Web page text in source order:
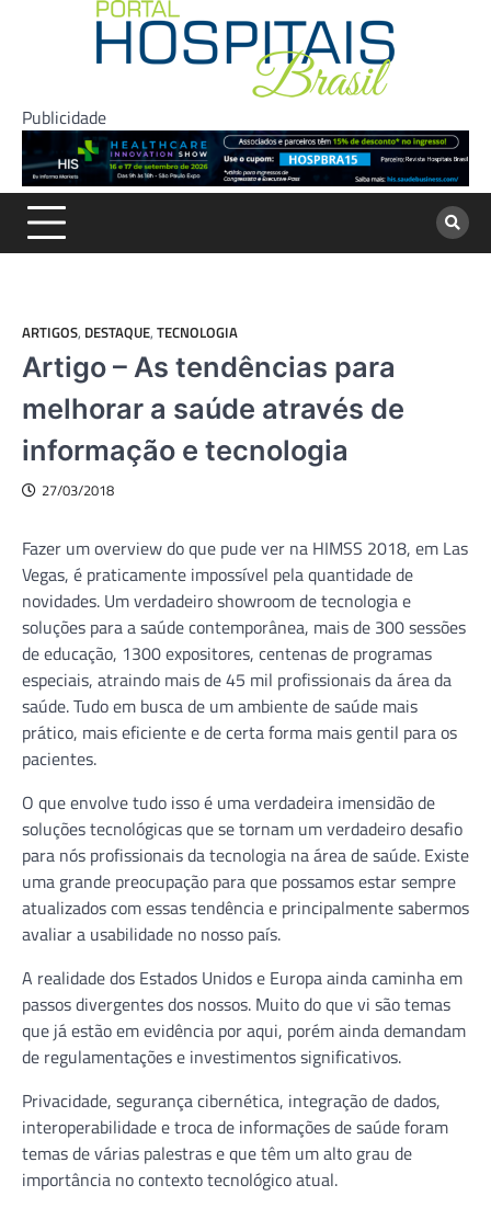
Publicidade
ARTIGOS, DESTAQUE, TECNOLOGIA
Artigo – As tendências para
melhorar a saúde através de
informação e tecnologia
27/03/2018
Fazer um overview do que pude ver na HIMSS 2018, em Las
Vegas, é praticamente impossível pela quantidade de
novidades. Um verdadeiro showroom de tecnologia e
soluções para a saúde contemporânea, mais de 300 sessões
de educação, 1300 expositores, centenas de programas
especiais, atraindo mais de 45 mil profissionais da área da
saúde. Tudo em busca de um ambiente de saúde mais
prático, mais eficiente e de certa forma mais gentil para os
pacientes.
O que envolve tudo isso é uma verdadeira imensidão de
soluções tecnológicas que se tornam um verdadeiro desafio
para nós profissionais da tecnologia na área de saúde. Existe
uma grande preocupação para que possamos estar sempre
atualizados com essas tendência e principalmente sabermos
avaliar a usabilidade no nosso país.
A realidade dos Estados Unidos e Europa ainda caminha em
passos divergentes dos nossos. Muito do que vi são temas
que já estão em evidência por aqui, porém ainda demandam
de regulamentações e investimentos significativos.
Privacidade, segurança cibernética, integração de dados,
interoperabilidade e troca de informações de saúde foram
temas de várias palestras e que têm um alto grau de
importância no contexto tecnológico atual.